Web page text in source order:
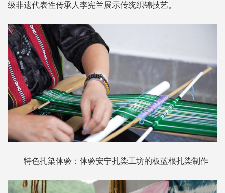
级非遗代表性传承人李宪兰展示传统织锦技艺。
特色扎染体验：体验安宁扎染工坊的板蓝根扎染制作